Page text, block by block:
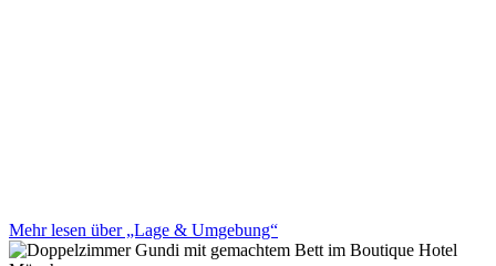
Mehr lesen über „Lage & Umgebung“